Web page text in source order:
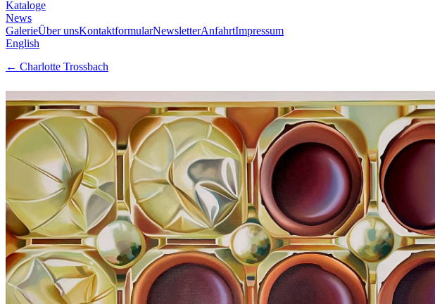
Kataloge
News
GalerieÜber unsKontaktformularNewsletterAnfahrtImpressum
English
← Charlotte Trossbach